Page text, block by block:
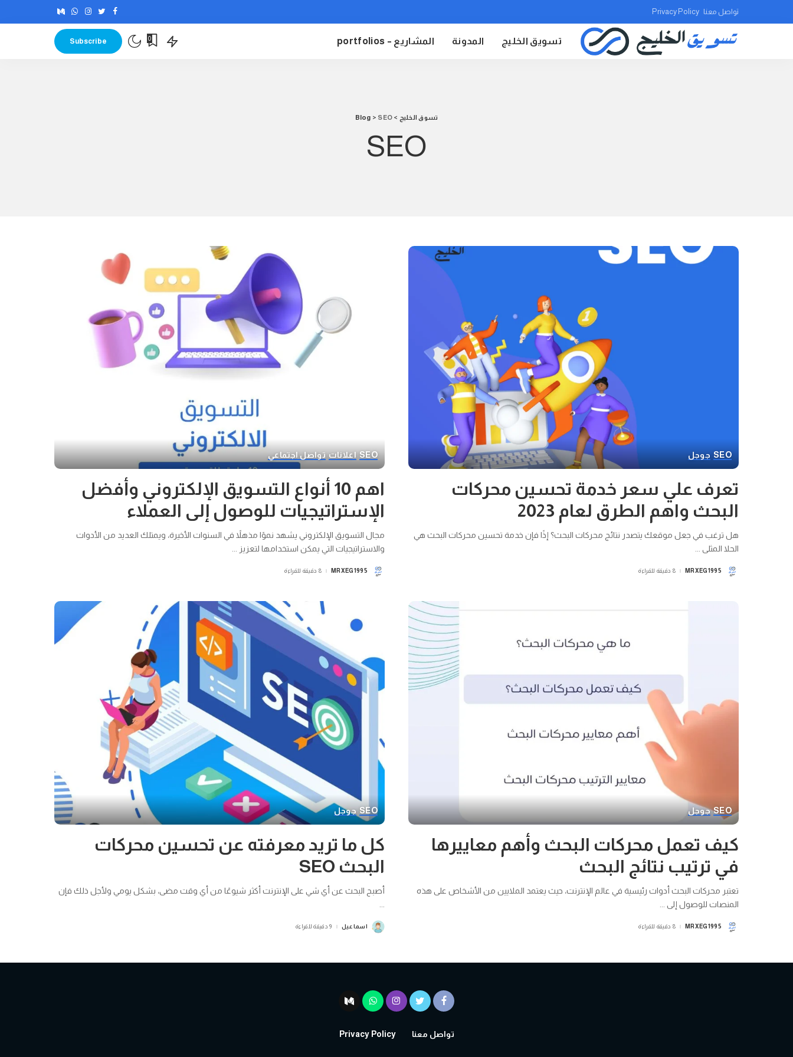
تواصل معنا Privacy Policy
تسويق الخليج المدونة المشاريع – portfolios 0
Subscribe
تسوق الخليج >
Blog > SEO
SEO
SEO جوجل
تعرف علي سعر خدمة تحسين محركات
البحث واهم الطرق لعام 2023
هل ترغب في جعل موقعك يتصدر نتائج محركات البحث؟ إذًا فإن خدمة تحسين محركات البحث هي
الحلا المثلى ...
POSTED
MRXEG1995 8 دقيقة للقراءة
SEO اعلانات تواصل اجتماعي
اهم 10 أنواع التسويق الإلكتروني وأفضل
الإستراتيجيات للوصول إلى العملاء
مجال التسويق الإلكتروني يشهد نموًا مذهلاً في السنوات الأخيرة، ويمتلك العديد من الأدوات
والاستراتيجيات التي يمكن استخدامها لتعزيز ...
POSTED
MRXEG1995 8 دقيقة للقراءة
SEO جوجل
كيف تعمل محركات البحث وأهم معاييرها
في ترتيب نتائج البحث
تعتبر محركات البحث أدوات رئيسية في عالم الإنترنت، حيث يعتمد الملايين من الأشخاص على هذه
المنصات للوصول إلى
POSTED
BY
MRXEG1995 8 دقيقة للقراءة
SEO جوجل
كل ما تريد معرفته عن تحسين محركات
البحث SEO
أصبح البحث عن أي شي على الإنترنت أكثر شيوعًا من أي وقت مضى، بشكل يومي ولأجل ذلك فإن
POSTED
BY
اسماعيل 9 دقيقة للقراءة
تواصل معنا Privacy Policy